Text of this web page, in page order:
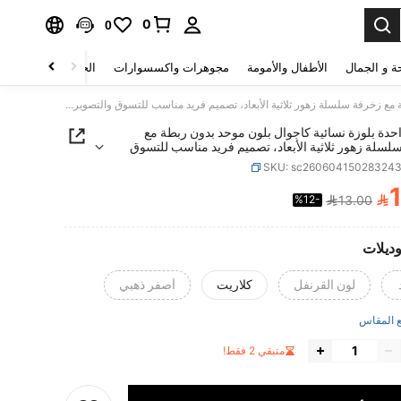
0
0
و الجمال الأطفال والأمومة مجوهرات واكسسوارات الحقائب والأمتعة
قطعة واحدة بلوزة نسائية كاجوال بلون موحد بدون ربطة مع زخرفة سلسلة زهور ثلاثية الأبعاد، تصميم فريد مناسب للتسوق والتصوير الفوتوغرافي والارتداء اليومي
بلوزة نسائية كاجوال بلون موحد بدون ربطة مع
زهور ثلاثية الأبعاد، تصميم فريد مناسب للتسوق
الفوتوغرافي والارتداء اليومي
SKU:
PRICE AND 
13.00
%12-
لون القرنفل كلاريت أصفر ذهبي
المقاس
متبقي 2 فقط!